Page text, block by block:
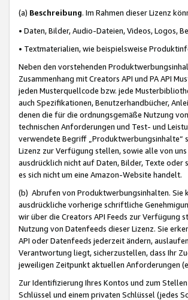
(a) Beschreibung. Im Rahmen dieser Lizenz
• Daten, Bilder, Audio-Dateien, Videos, Logos,
• Textmaterialien, wie beispielsweise
Neben den vorstehenden
Zusammenhang mit Creators API und PA API
jeden Musterquellcode bzw. jede
auch Spezifikationen, Benutzerhandbücher,
denen die für die ordnungsgemäße Nutzung
technischen Anforderungen und Test- und
verwendete Begriff „Produktwerbungsinhalte“
Lizenz zur Verfügung stellen, sowie alle von
ausdrücklich nicht auf Daten, Bilder, Texte
es sich nicht um eine Amazon-Website handelt.
(b) Abrufen von Produktwerbungsinhalten. Sie
ausdrückliche vorherige schriftliche
wir über die Creators API Feeds zur Verfügung
Nutzung von Datenfeeds dieser Lizenz. Sie
API oder Datenfeeds jederzeit ändern,
Verantwortung liegt, sicherzustellen, dass Ihr
jeweiligen Zeitpunkt aktuellen Anforderungen
Zur Identifizierung Ihres Kontos und zum
Schlüssel und einem privaten Schlüssel (jedes